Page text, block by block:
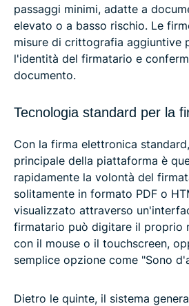
passaggi minimi, adatte a
elevato o a basso rischio. Le
misure di crittografia aggiuntive
l'identità del firmatario e
documento.
Tecnologia standard per la
Con la firma elettronica
principale della piattaforma è
rapidamente la volontà del
solitamente in formato PDF o
visualizzato attraverso
firmatario può digitare il proprio
con il mouse o il touchscreen,
semplice opzione come "Sono
Dietro le quinte, il sistema